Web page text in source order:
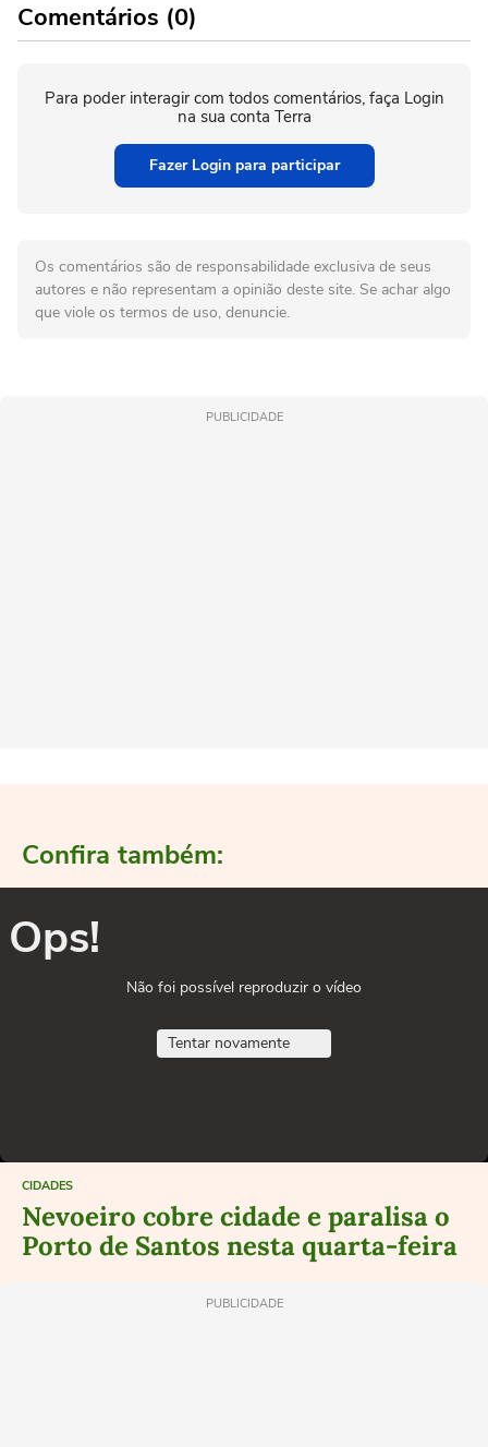
Comentários (0)
Para poder interagir com todos comentários, faça Login
na sua conta Terra
Fazer Login para participar
Os comentários são de responsabilidade exclusiva de seus
autores e não representam a opinião deste site. Se achar algo
que viole os termos de uso, denuncie.
PUBLICIDADE
Confira também:
Ops!
Não foi possível reproduzir o vídeo
Tentar novamente
CIDADES
Nevoeiro cobre cidade e paralisa o
Porto de Santos nesta quarta-feira
PUBLICIDADE